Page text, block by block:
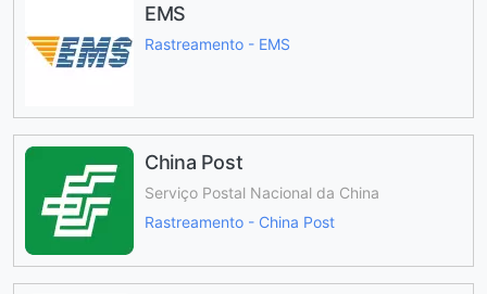
EMS
Rastreamento - EMS
China Post
Serviço Postal Nacional da China
Rastreamento - China Post